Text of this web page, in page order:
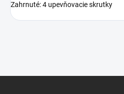
Zahrnuté: 4 upevňovacie skrutky